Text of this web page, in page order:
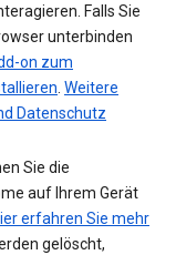
Falls Sie
unterbinden
on zum
. Weitere
Datenschutz
Sie die
auf Ihrem Gerät
erfahren Sie mehr
gelöscht,